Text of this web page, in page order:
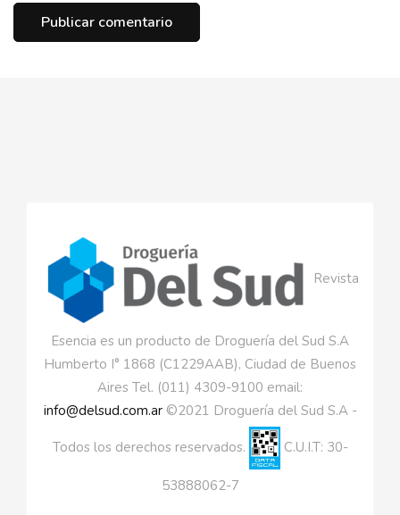
Revista
Esencia es un producto de Droguería del Sud S.A
Humberto I° 1868 (C1229AAB), Ciudad de Buenos
Aires Tel. (011) 4309-9100 email:
info@delsud.com.ar©2021 Droguería del Sud S.A -
Todos los derechos reservados. C.U.I.T: 30-
53888062-7